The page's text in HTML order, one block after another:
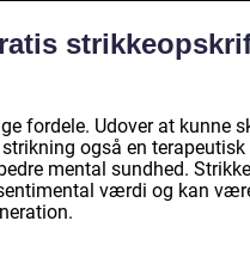
fordele. Udover at kunne
også en terapeutisk
mental sundhed.
værdi og kan